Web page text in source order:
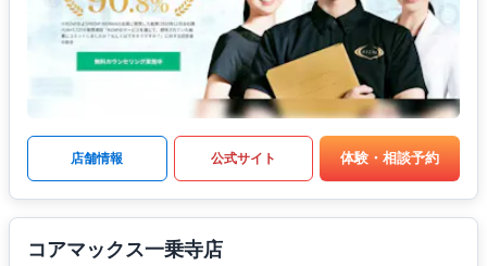
店舗情報 公式サイト 体験・相談予約
コアマックス一乗寺店